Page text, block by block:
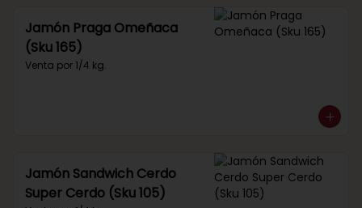
Jamón Praga Omeñaca
(Sku 165)
Venta por 1/4 kg.
Jamón Sandwich Cerdo
Super Cerdo (Sku 105)